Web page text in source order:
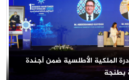
الملكية الأطلسية ضمن أجندة
بطنجة